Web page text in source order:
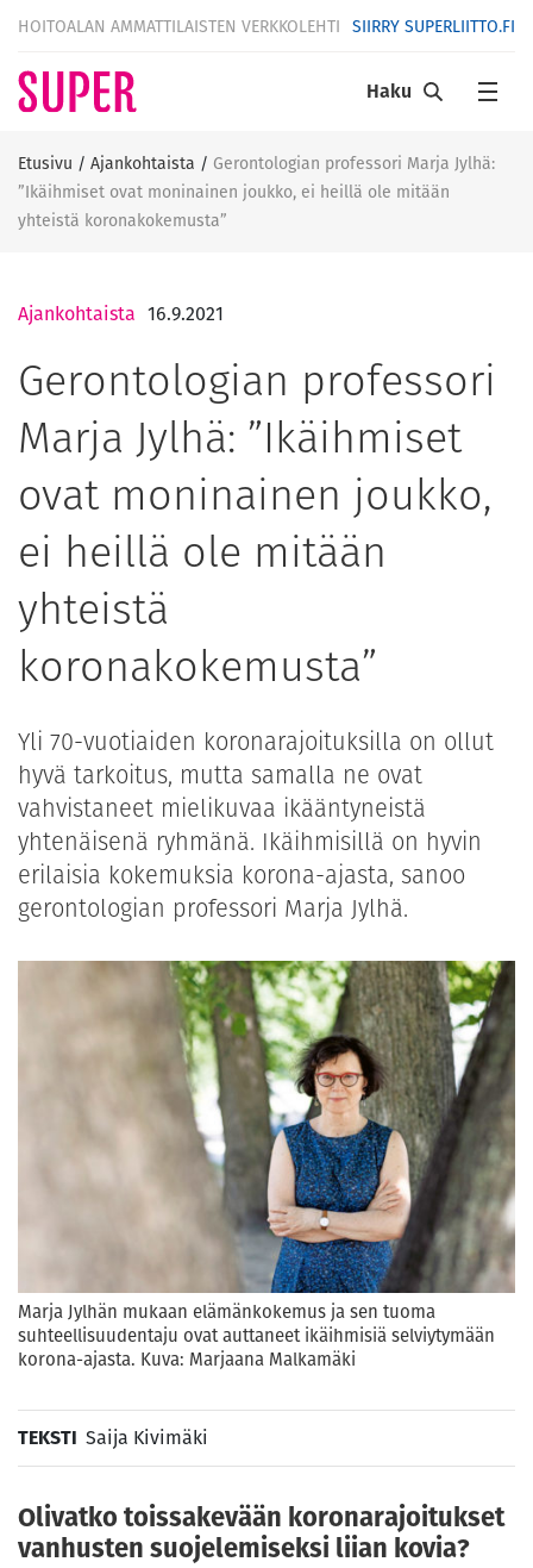
HOITOALAN AMMATTILAISTEN VERKKOLEHTI SIIRRY SUPERLIITTO.FI
Haku
Etusivu / Ajankohtaista / Gerontologian professori Marja Jylhä:
”Ikäihmiset ovat moninainen joukko, ei heillä ole mitään
yhteistä koronakokemusta”
Ajankohtaista 16.9.2021
Gerontologian professori
Marja Jylhä: ”Ikäihmiset
ovat moninainen joukko,
ei heillä ole mitään
yhteistä
koronakokemusta”
Yli 70-vuotiaiden koronarajoituksilla on ollut
hyvä tarkoitus, mutta samalla ne ovat
vahvistaneet mielikuvaa ikääntyneistä
yhtenäisenä ryhmänä. Ikäihmisillä on hyvin
erilaisia kokemuksia korona-ajasta, sanoo
gerontologian professori Marja Jylhä.
Marja Jylhän mukaan elämänkokemus ja sen tuoma
suhteellisuudentaju ovat auttaneet ikäihmisiä selviytymään
korona-ajasta. Kuva: Marjaana Malkamäki
TEKSTI Saija Kivimäki
Olivatko toissakevään koronarajoitukset
vanhusten suojelemiseksi liian kovia?